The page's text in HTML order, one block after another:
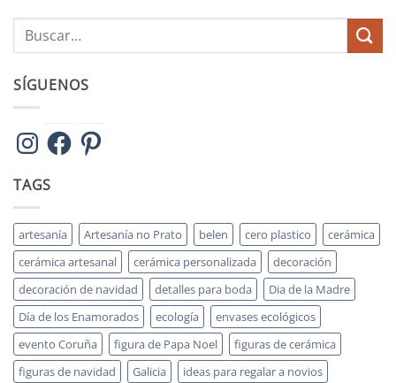
SÍGUENOS
InstagramFacebookPinterest
TAGS
artesanía Artesanía no Prato belen cero plastico
cerámica
cerámica artesanal
cerámica personalizada
decoración
decoración de navidad
detalles para boda
Dia de la Madre
Día de los Enamorados
ecología
envases ecológicos
evento Coruña
figura de Papa Noel
figuras de cerámica
figuras de navidad
Galicia
ideas para regalar a novios